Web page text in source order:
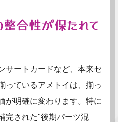
合性が保たれて
サートカードなど、本来セ
っているアメトイは、揃っ
が明確に変わります。特に
完された"後期パーツ混